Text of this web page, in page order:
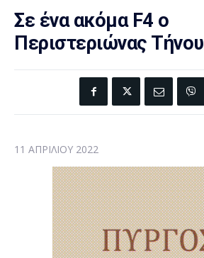
Σε ένα ακόμα F4 o
Περιστεριώνας Τήνου
11 ΑΠΡΙΛΊΟΥ 2022